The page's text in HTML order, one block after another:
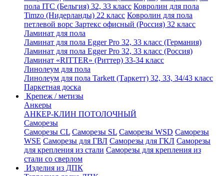
пола ITC (Бельгия) 32, 33 класс Ковролин для пола
Timzo (Нидерланды) 22 класс Ковролин для пола
петлевой ворс Зартекс офисный (Россия) 32 класс
Ламинат для пола
Ламинат для пола Egger Pro 32, 33 класс (Германия)
Ламинат для пола Egger Pro 32, 33 класс (Россия)
Ламинат «RITTER» (Риттер) 33-34 класс
Линолеум для пола
Линолеум для пола Tarkett (Таркетт) 32, 33, 34/43 класс
Паркетная доска
Крепеж / метизы
Анкеры
АНКЕР-КЛИН ПОТОЛОЧНЫЙ
Саморезы
Саморезы CL Саморезы SL Саморезы WSD Саморезы
WSE Саморезы для ГВЛ Саморезы для ГКЛ Саморезы
для крепления из стали Саморезы для крепления из
стали со сверлом
Изделия из ДПК